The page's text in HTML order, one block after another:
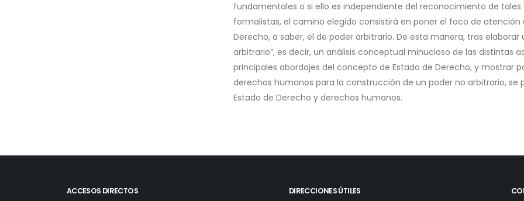
fundamentales o si ello es independiente del reconocimiento de
formalistas, el camino elegido consistirá en poner el foco de
Derecho, a saber, el de poder arbitrario. De esta manera, tras
arbitrario”, es decir, un análisis conceptual minucioso de las distintas
principales abordajes del concepto de Estado de Derecho, y mostrar
derechos humanos para la construcción de un poder no arbitrario,
Estado de Derecho y derechos humanos.
ACCESOS DIRECTOS DIRECCIONES ÚTILES